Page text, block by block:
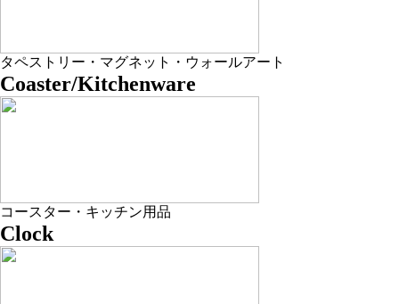
タペストリー・マグネット・ウォールアート
Coaster/Kitchenware
コースター・キッチン用品
Clock